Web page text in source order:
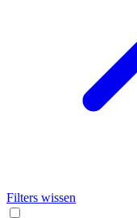
Filters wissen